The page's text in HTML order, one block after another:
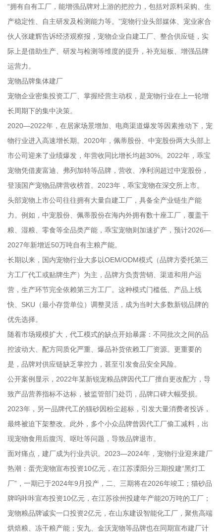
“拥有自有工厂，能增强品牌对上游的把控力，包括对原料采购、生
产稳定性、自主研发及检测能力等。”宠物行业头部媒体、宠业家合
伙人张建辉告诉经济观察报，宠物企业自建工厂、整合供应链，实
际上是借助生产、研发与检测等维度的提升，补充短板、增强品牌
运营力。
宠物品牌集体建厂
宠物企业密集投资工厂、掌握经营主动权，是宠物行业在上一轮增
长周期下的集中决策。
2020—2022年，在居家场景增加、电商渠道爆发等因素推动下，宠
物行业进入高速增长期。2020年，佩蒂股份、中宠股份两大头部上
市公司迎来了业绩爆发，年营收同比增长均超30%。2022年，乖宝
宠物凭借麦富迪、弗列加特等品牌，营收、净利润超过中宠股份，
登顶国产宠物品牌营收榜首。2023年，乖宝宠物在深交所上市。
头部宠物上市公司往往拥有大量自建工厂，具备全产业链生产能
力。例如，中宠股份、佩蒂股份在海内外拥有数十座工厂，覆盖干
粮、湿粮、零食等全品类产能，乖宝宠物则加速扩产，预计2026—
2027年新增近50万吨自有主粮产能。
长期以来，国内宠物行业大多以OEM/ODM模式（品牌方委托第三
方工厂代工或贴牌生产）为主，品牌方负责营销、渠道和用户运
营，生产环节完全依赖第三方工厂。这种模式门槛低、产品上线
快、SKU（最小存货单位）调整灵活，成为当时大多数新锐品牌的
优先选择。
随着市场规模扩大，代工模式的缺点开始暴露：不同批次之间的品
控波动大、配方同质化严重、爆品补货依赖工厂资源。更重要的
是，品牌对供应链缺乏掌控力，甚至引发食品安全风险。
公开案例显示，2022年某新锐宠粮品牌因代工厂擅自更改配方，导
致产品营养指标不达标，被监管部门处罚，品牌口碑大幅受损。
2023年，另一品牌代工的猫砂因粉尘超标，引发大量消费者投诉，
最终被迫下架整改。此外，多个小众品牌曾因代工厂偷工减料，出
现宠物食用后腹泻、呕吐等问题，导致品牌退市。
面对痛点，建厂成为行业共识。2023—2024年，宠物行业迎来建厂
热潮：蛋壳宠物宣布投资10亿元，在江苏溧阳分三期投建“黑灯工
厂”，一期已于2024年9月投产，二、三期将在2026年竣工；猫砂品
牌呜咔咔宣布投资10亿元，在江苏徐州投建年产能20万吨的工厂；
宠物粮品牌诚实一口投资2亿元，在山东建设智能化工厂，聚焦高端
烘焙粮、冻干粮产能；安九、金沃宠物等品牌也在同期宣布建厂计